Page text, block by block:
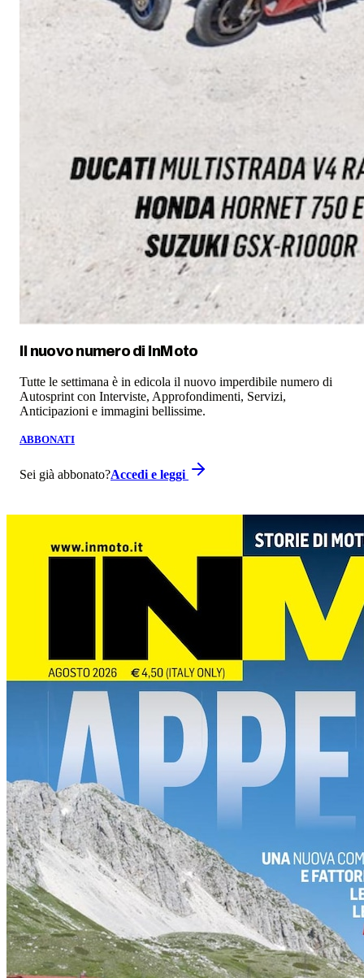
Il nuovo numero di InMoto
Tutte le settimana è in edicola il nuovo imperdibile numero di
Autosprint con Interviste, Approfondimenti, Servizi,
Anticipazioni e immagini bellissime.
ABBONATI
Sei già abbonato?Accedi e leggi